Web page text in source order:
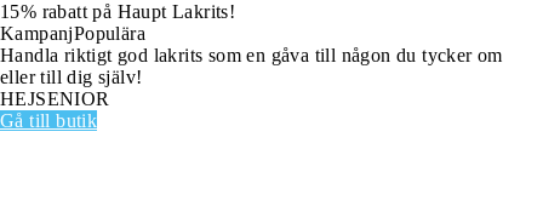
15% rabatt på Haupt Lakrits!
KampanjPopulära
Handla riktigt god lakrits som en gåva till någon du tycker om
eller till dig själv!
HEJSENIOR
Gå till butik